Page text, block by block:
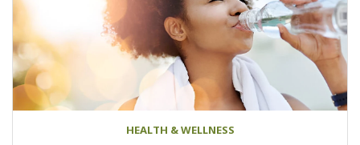
HEALTH & WELLNESS